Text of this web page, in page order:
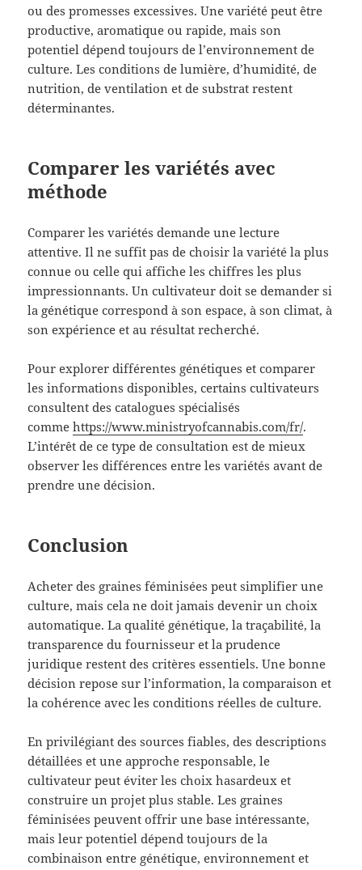
ou des promesses excessives. Une variété peut être
productive, aromatique ou rapide, mais son
potentiel dépend toujours de l’environnement de
culture. Les conditions de lumière, d’humidité, de
nutrition, de ventilation et de substrat restent
déterminantes.
Comparer les variétés avec
méthode
Comparer les variétés demande une lecture
attentive. Il ne suffit pas de choisir la variété la plus
connue ou celle qui affiche les chiffres les plus
impressionnants. Un cultivateur doit se demander si
la génétique correspond à son espace, à son climat, à
son expérience et au résultat recherché.
Pour explorer différentes génétiques et comparer
les informations disponibles, certains cultivateurs
consultent des catalogues spécialisés
commehttps://www.ministryofcannabis.com/fr/.
L’intérêt de ce type de consultation est de mieux
observer les différences entre les variétés avant de
prendre une décision.
Conclusion
Acheter des graines féminisées peut simplifier une
culture, mais cela ne doit jamais devenir un choix
automatique. La qualité génétique, la traçabilité, la
transparence du fournisseur et la prudence
juridique restent des critères essentiels. Une bonne
décision repose sur l’information, la comparaison et
la cohérence avec les conditions réelles de culture.
En privilégiant des sources fiables, des descriptions
détaillées et une approche responsable, le
cultivateur peut éviter les choix hasardeux et
construire un projet plus stable. Les graines
féminisées peuvent offrir une base intéressante,
mais leur potentiel dépend toujours de la
combinaison entre génétique, environnement et